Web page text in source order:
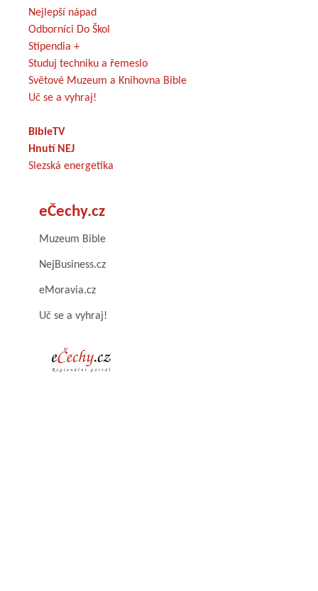
Nejlepší nápad
Odborníci Do Škol
Stipendia +
Studuj techniku a řemeslo
Světové Muzeum a Knihovna Bible
Uč se a vyhraj!
BibleTV
Hnutí NEJ
Slezská energetika
eČechy.cz
Muzeum Bible
NejBusiness.cz
eMoravia.cz
Uč se a vyhraj!